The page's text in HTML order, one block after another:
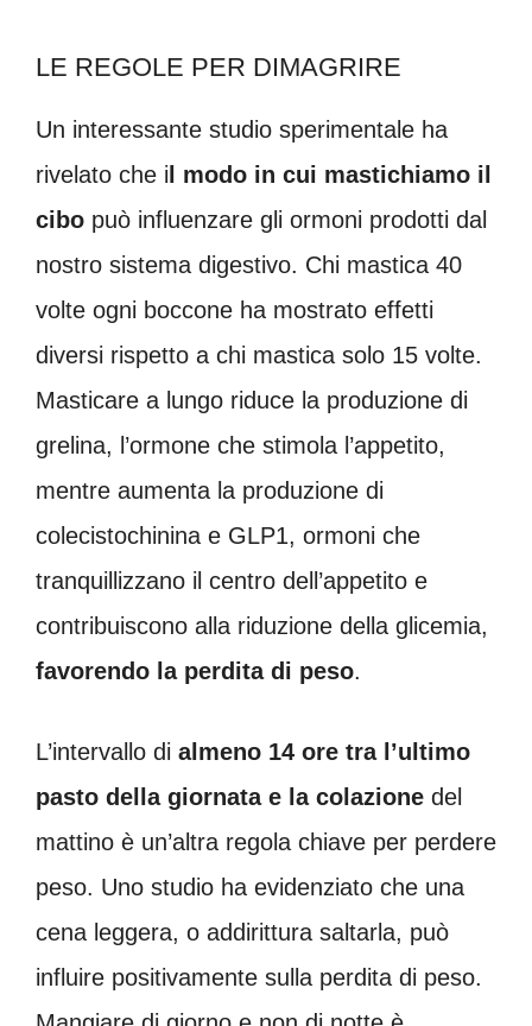
LE REGOLE PER DIMAGRIRE
Un interessante studio sperimentale ha
rivelato che il modo in cui mastichiamo il
cibo può influenzare gli ormoni prodotti dal
nostro sistema digestivo. Chi mastica 40
volte ogni boccone ha mostrato effetti
diversi rispetto a chi mastica solo 15 volte.
Masticare a lungo riduce la produzione di
grelina, l’ormone che stimola l’appetito,
mentre aumenta la produzione di
colecistochinina e GLP1, ormoni che
tranquillizzano il centro dell’appetito e
contribuiscono alla riduzione della glicemia,
favorendo la perdita di peso.
L’intervallo di almeno 14 ore tra l’ultimo
pasto della giornata e la colazione del
mattino è un’altra regola chiave per perdere
peso. Uno studio ha evidenziato che una
cena leggera, o addirittura saltarla, può
influire positivamente sulla perdita di peso.